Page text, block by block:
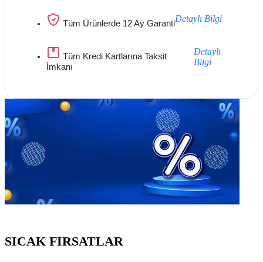
Tüm Ürünlerde 12 Ay GarantiDetaylı Bilgi
Tüm Kredi Kartlarına Taksit
İmkanı
Detaylı
Bilgi
SICAK FIRSATLAR